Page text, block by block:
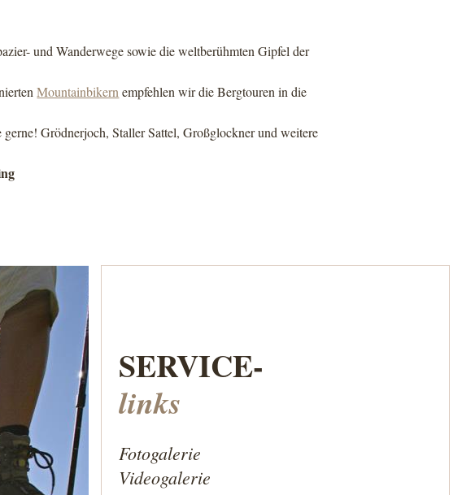
und Wanderwege sowie die weltberühmten Gipfel der
Mountainbikern empfehlen wir die Bergtouren in die
gerne! Grödnerjoch, Staller Sattel, Großglockner und weitere
SERVICE-
links
Fotogalerie
Videogalerie